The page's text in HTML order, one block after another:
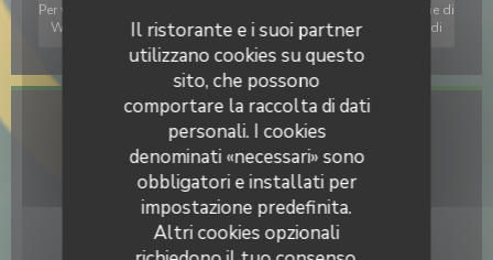
Il ristorante e i suoi partner
utilizzano cookies su questo
sito, che possono
comportare la raccolta di dati
personali. I cookies
denominati «necessari» sono
obbligatori e installati per
impostazione predefinita.
Altri cookies opzionali
Per visualizzare la mappa interattiva Waze, devi accettare i cookie di
Waze Map (Google). Questi cookie possono raccogliere dati di
navigazione e localizzazione.
Consenti
Informazioni pratiche
Cucina
Contemporaneo, Pasta fresca, Italiana, Gastronomia
Italiana, Fatto in casa, Fresco Cucina Italiana, Brunch